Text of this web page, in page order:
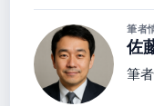
筆者
佐
筆